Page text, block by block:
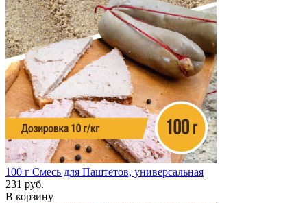
100 г Смесь для Паштетов, универсальная
231 руб.
В корзину